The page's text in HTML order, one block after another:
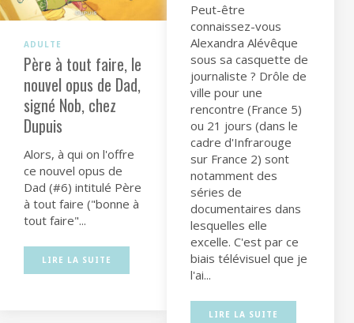
ADULTE
Père à tout faire, le
nouvel opus de Dad,
signé Nob, chez
Dupuis
Alors, à qui on l'offre
ce nouvel opus de
Dad (#6) intitulé Père
à tout faire ("bonne à
tout faire"...
LIRE LA SUITE
Peut-être
connaissez-vous
Alexandra Alévêque
sous sa casquette de
journaliste ? Drôle de
ville pour une
rencontre (France 5)
ou 21 jours (dans le
cadre d'Infrarouge
sur France 2) sont
notamment des
séries de
documentaires dans
lesquelles elle
excelle. C'est par ce
biais télévisuel que je
l'ai...
LIRE LA SUITE